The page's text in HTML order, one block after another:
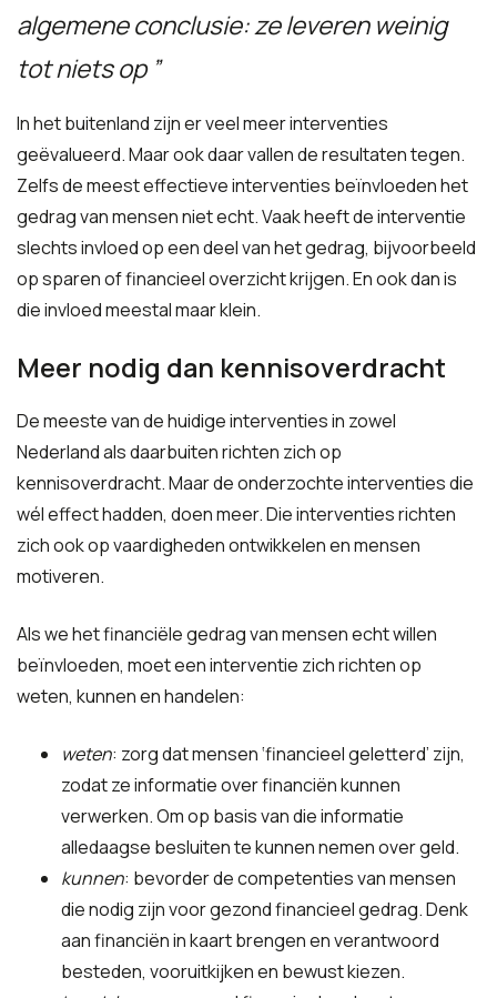
algemene conclusie: ze leveren weinig
tot niets op
In het buitenland zijn er veel meer interventies
geëvalueerd. Maar ook daar vallen de resultaten tegen.
Zelfs de meest effectieve interventies beïnvloeden het
gedrag van mensen niet echt. Vaak heeft de interventie
slechts invloed op een deel van het gedrag, bijvoorbeeld
op sparen of financieel overzicht krijgen. En ook dan is
die invloed meestal maar klein.
Meer nodig dan kennisoverdracht
De meeste van de huidige interventies in zowel
Nederland als daarbuiten richten zich op
kennisoverdracht. Maar de onderzochte interventies die
wél effect hadden, doen meer. Die interventies richten
zich ook op vaardigheden ontwikkelen en mensen
motiveren.
Als we het financiële gedrag van mensen echt willen
beïnvloeden, moet een interventie zich richten op
weten, kunnen en handelen:
weten: zorg dat mensen ‘financieel geletterd’ zijn,
zodat ze informatie over financiën kunnen
verwerken. Om op basis van die informatie
alledaagse besluiten te kunnen nemen over geld.
kunnen: bevorder de competenties van mensen
die nodig zijn voor gezond financieel gedrag. Denk
aan financiën in kaart brengen en verantwoord
besteden, vooruitkijken en bewust kiezen.